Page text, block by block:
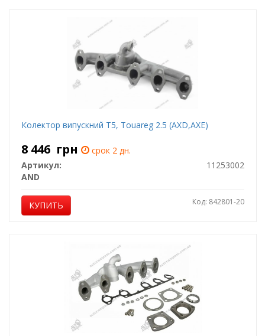
Колектор випускний T5, Touareg 2.5 (AXD,AXE)
8 446 грн
срок 2 дн.
Артикул:
11253002
AND
КУПИТЬ Код: 842801-20